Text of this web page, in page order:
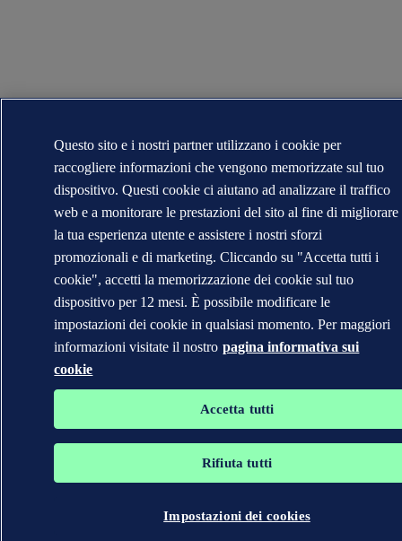
Questo sito e i nostri partner utilizzano i cookie per
raccogliere informazioni che vengono memorizzate sul tuo
dispositivo. Questi cookie ci aiutano ad analizzare il traffico
web e a monitorare le prestazioni del sito al fine di migliorare
la tua esperienza utente e assistere i nostri sforzi
promozionali e di marketing. Cliccando su "Accetta tutti i
cookie", accetti la memorizzazione dei cookie sul tuo
dispositivo per 12 mesi. È possibile modificare le
impostazioni dei cookie in qualsiasi momento. Per maggiori
informazioni visitate il nostro pagina informativa sui
cookie
Accetta tutti
Rifiuta tutti
Impostazioni dei cookies